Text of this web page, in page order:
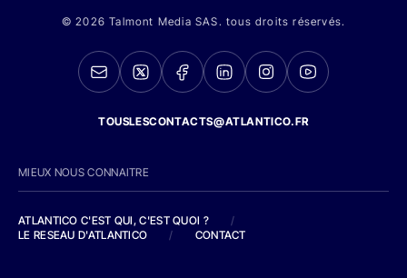
© 2026 Talmont Media SAS. tous droits réservés.
TOUSLESCONTACTS@ATLANTICO.FR
MIEUX NOUS CONNAITRE
ATLANTICO C'EST QUI, C'EST QUOI ?
/
LE RESEAU D'ATLANTICO
/ CONTACT